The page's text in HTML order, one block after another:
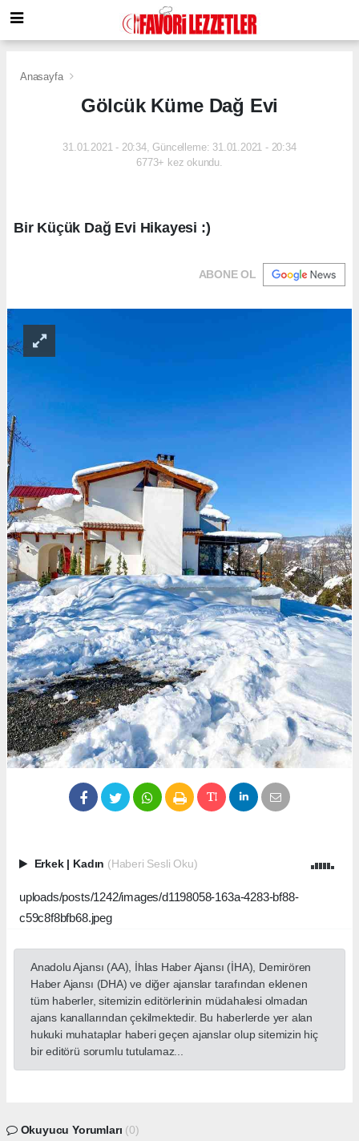
Anasayfa
Gölcük Küme Dağ Evi
31.01.2021 - 20:34, Güncelleme: 31.01.2021 - 20:34
6773+ kez okundu.
Bir Küçük Dağ Evi Hikayesi :)
ABONE OL
Erkek Kadın (Haberi Sesli Oku)
uploads/posts/1242/images/d1198058-163a-4283-bf88-
c59c8f8bfb68.jpeg
Anadolu Ajansı (AA), İhlas Haber Ajansı (İHA), Demirören
Haber Ajansı (DHA) ve diğer ajanslar tarafından eklenen
tüm haberler, sitemizin editörlerinin müdahalesi olmadan
ajans kanallarından çekilmektedir. Bu haberlerde yer alan
hukuki muhataplar haberi geçen ajanslar olup sitemizin hiç
bir editörü sorumlu tutulamaz...
Okuyucu Yorumları (0)